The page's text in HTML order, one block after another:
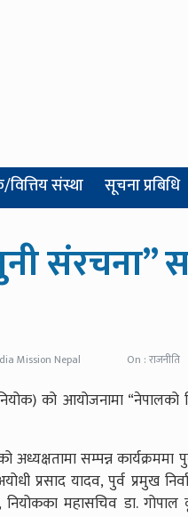
संस्था सूचना प्रबिधि
संरचना”
Mission Nepal On : राजनीति
को आयोजनामा “नेपालको
अध्यक्षतामा सम्पन्न
प्रसाद यादव, पुर्व प्रमुख
नियोकका महासचिव डा.